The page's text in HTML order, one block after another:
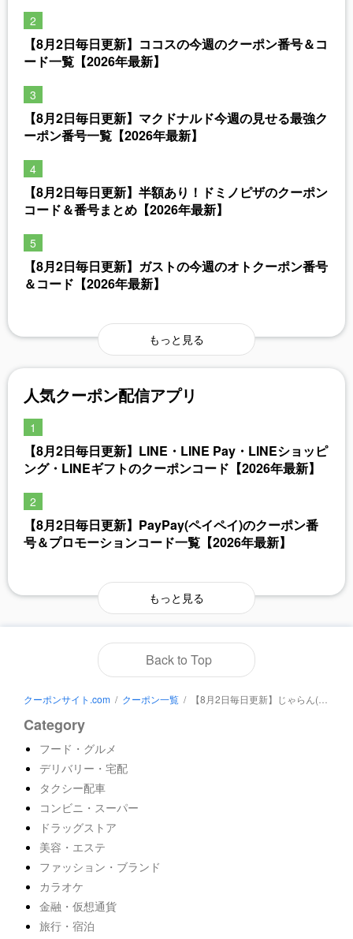
【8月2日毎日更新】ココスの今週のクーポン番号＆コ
ード一覧【2026年最新】
【8月2日毎日更新】マクドナルド今週の見せる最強ク
ーポン番号一覧【2026年最新】
【8月2日毎日更新】半額あり！ドミノピザのクーポン
コード＆番号まとめ【2026年最新】
【8月2日毎日更新】ガストの今週のオトクーポン番号
＆コード【2026年最新】
もっと見る
人気クーポン配信アプリ
【8月2日毎日更新】LINE・LINE Pay・LINEショッピ
ング・LINEギフトのクーポンコード【2026年最新】
【8月2日毎日更新】PayPay(ペイペイ)のクーポン番
号＆プロモーションコード一覧【2026年最新】
もっと見る
Back to Top
クーポンサイト.com / クーポン一覧 / 【8月2日毎日更新】じゃらん(国内＆海外宿泊・遊び)のクーポン一覧【2026年最新】
Category
フード・グルメ
デリバリー・宅配
タクシー配車
コンビニ・スーパー
ドラッグストア
美容・エステ
ファッション・ブランド
カラオケ
金融・仮想通貨
旅行・宿泊